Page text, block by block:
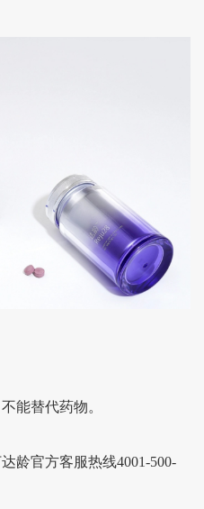
替代药物。
官方客服热线4001-500-